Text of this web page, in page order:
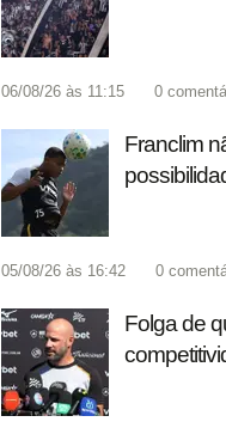
06/08/26 às 11:15 0
Franclim
05/08/26 às 16:42 0
Folga de